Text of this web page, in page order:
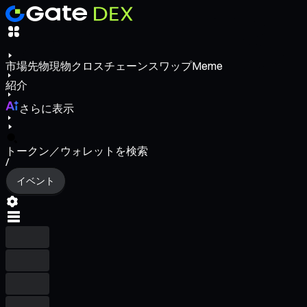
市場先物現物クロスチェーンスワップMeme
紹介
さらに表示
トークン／ウォレットを検索
/
イベント